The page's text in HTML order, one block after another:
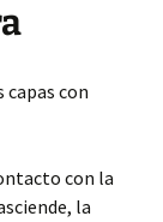
con
con la
la